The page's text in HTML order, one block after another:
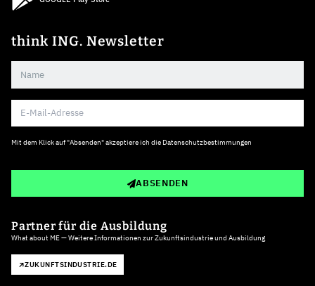
think ING. Newsletter
Mit dem Klick auf "Absenden" akzeptiere ich die Datenschutzbestimmungen
ABSENDEN
Partner für die Ausbildung
What about ME — Weitere Informationen zur Zukunftsindustrie und Ausbildung
ZUKUNFTSINDUSTRIE.DE